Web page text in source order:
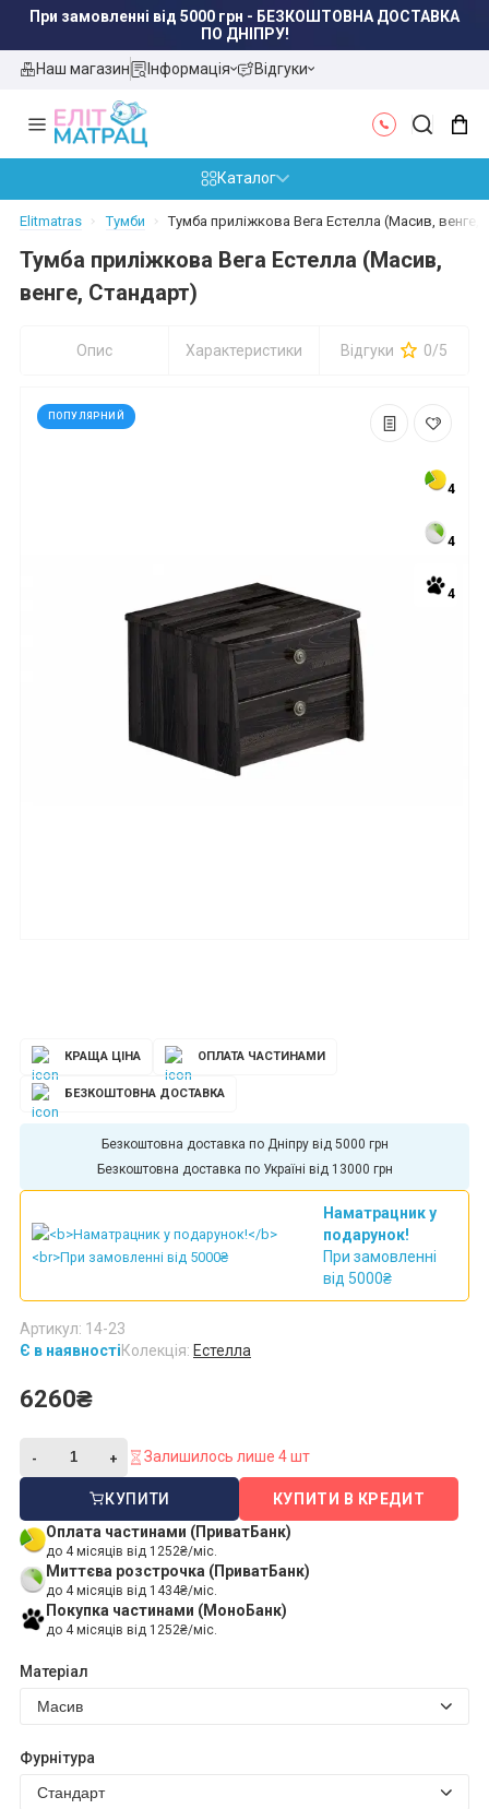
При замовленні від 5000 грн - БЕЗКОШТОВНА ДОСТАВКА
ПО ДНІПРУ!
Наш магазин
Інформація Відгуки
Каталог
Elitmatras Тумби Тумба приліжкова Вега Естелла (Масив, венге,
Тумба приліжкова Вега Естелла (Масив,
венге, Стандарт)
Опис Характеристики Відгуки 0/5
4
4
4
ПОПУЛЯРНИЙ
КРАЩА ЦІНА ОПЛАТА ЧАСТИНАМИ
БЕЗКОШТОВНА ДОСТАВКА
Безкоштовна доставка по Дніпру від 5000 грн
Безкоштовна доставка по Україні від 13000 грн
Наматрацник у
подарунок!
При замовленні
від 5000₴
Є в наявностіКолекція: Естелла
Артикул: 14-23
6260₴
Залишилось лише 4 шт
КУПИТИ
Оплата частинами (ПриватБанк)
до 4 місяців від 1252₴/міс.
Миттєва розстрочка (ПриватБанк)
до 4 місяців від 1434₴/міс.
Покупка частинами (МоноБанк)
до 4 місяців від 1252₴/міс.
КУПИТИ В КРЕДИТ
Матеріал
Фурнітура